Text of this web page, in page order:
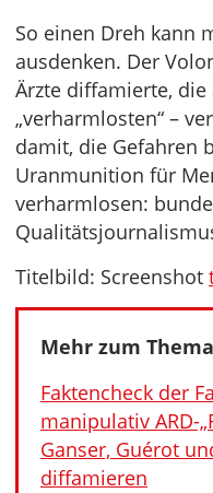
So einen Dreh kann
ausdenken. Der
Ärzte diffamierte,
„verharmlosten“ –
damit, die Gefahren
Uranmunition für
verharmlosen:
Titelbild: Screenshot
Mehr zum
Faktencheck der
manipulativ ARD-
Ganser, Guérot
diffamieren